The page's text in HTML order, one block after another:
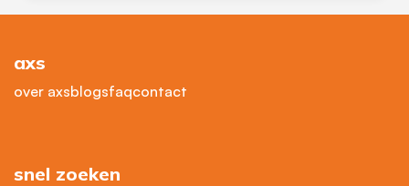
axs
over axsblogsfaqcontact
snel zoeken